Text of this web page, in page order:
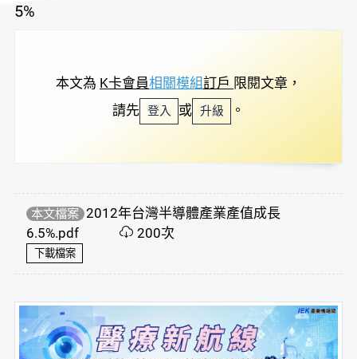
5%
本文為 K卡會員相關模組訂戶 限閱文章，
請先 登入 或 升級 。
本文檔案 2012年台灣半導體產業產值成長
6.5%.pdf
200次
下載檔案